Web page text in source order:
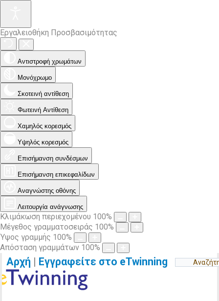
Εργαλειοθήκη Προσβασιμότητας
Αντιστροφή χρωμάτων
Μονόχρωμο
Σκοτεινή αντίθεση
Φωτεινή Αντίθεση
Χαμηλός κορεσμός
Υψηλός κορεσμός
Επισήμανση συνδέσμων
Επισήμανση επικεφαλίδων
Αναγνώστης οθόνης
Λειτουργία ανάγνωσης
Κλιμάκωση περιεχομένου 100%
Μέγεθος γραμματοσειράς 100%
Ύψος γραμμής 100%
Απόσταση γραμμάτων 100%
Αρχή | Εγγραφείτε στο eTwinning